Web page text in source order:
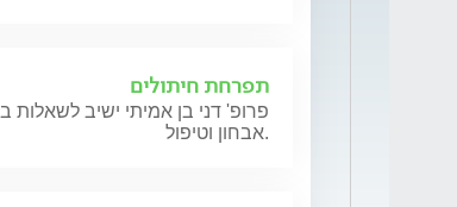
תפרחת חיתולים
פרופ' דני בן אמיתי ישיב לשאלות
אבחון וטיפול.